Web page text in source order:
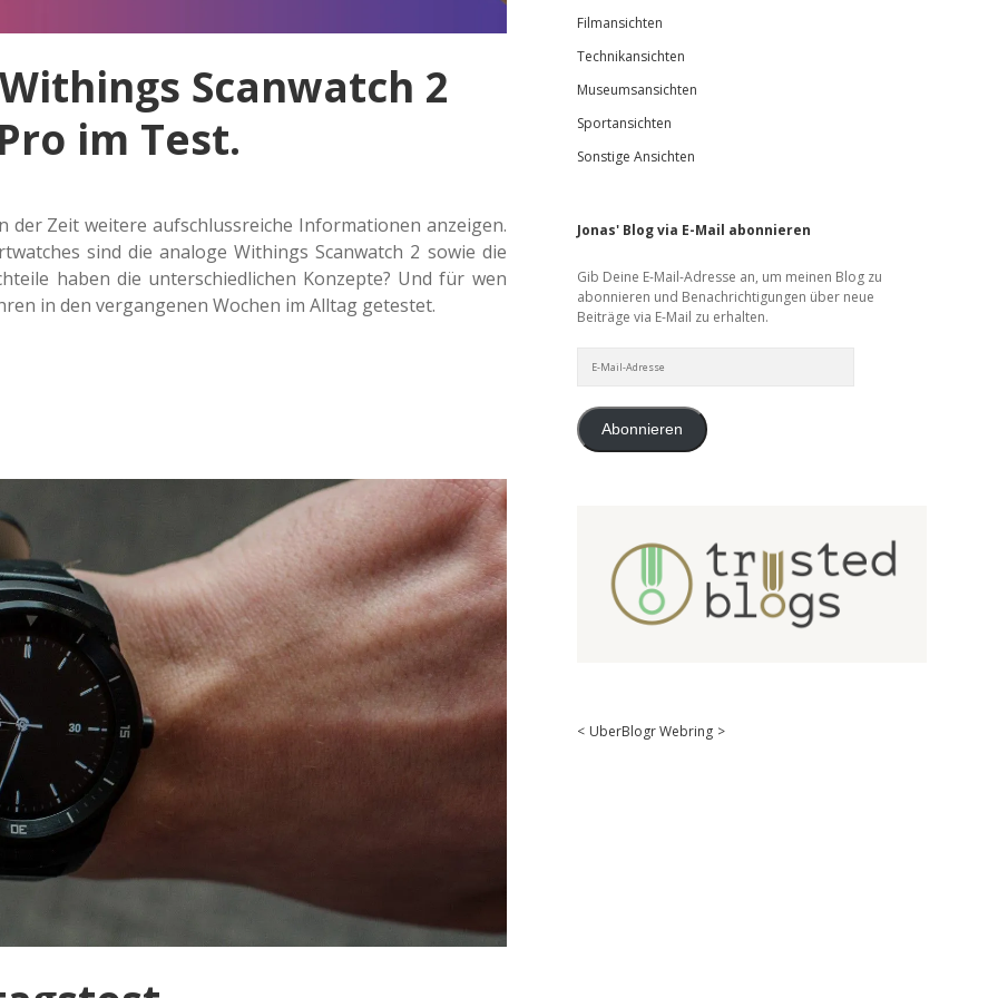
Scanwatch 2
im Test.
der Zeit wei­te­re auf­schluss­rei­che Infor­ma­tio­nen anzei­gen.
sind die ana­lo­ge Withings Scan­watch 2 sowie die
haben die unter­schied­li­chen Kon­zep­te? Und für wen
in den ver­gan­ge­nen Wochen im Alltag getestet.
Filmansichten
Technikansichten
Museumsansichten
Sportansichten
Sonstige Ansichten
Jonas' Blog via E-Mail abonnieren
Gib Deine E-Mail-Adresse an, um meinen Blog zu
abonnieren und Benachrichtigungen über neue
Beiträge via E-Mail zu erhalten.
Mail-
Abonnieren
< UberBlogr Webring >